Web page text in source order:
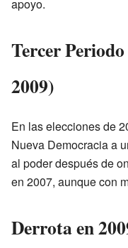
apoyo.
Tercer
2009)
En las elecciones de
Nueva Democracia a
al poder después de
en 2007, aunque con
Derrota en